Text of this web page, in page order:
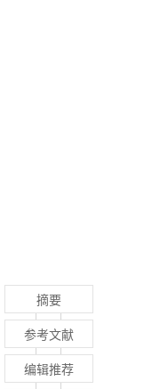
摘要
参考文献
编辑推荐